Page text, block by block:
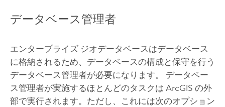
データベース管理者
エンタープライズ ジオデータベースはデータベース
に格納されるため、データベースの構成と保守を行う
データベース管理者が必要になります。 データベー
ス管理者が実施するほとんどのタスクは ArcGIS の外
部で実行されます。ただし、これには次のオプション